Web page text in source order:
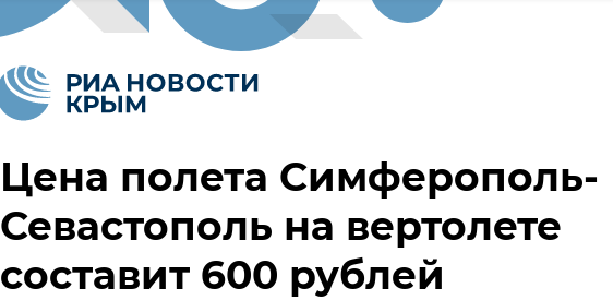
Цена полета Симферополь-
Севастополь на вертолете
составит 600 рублей